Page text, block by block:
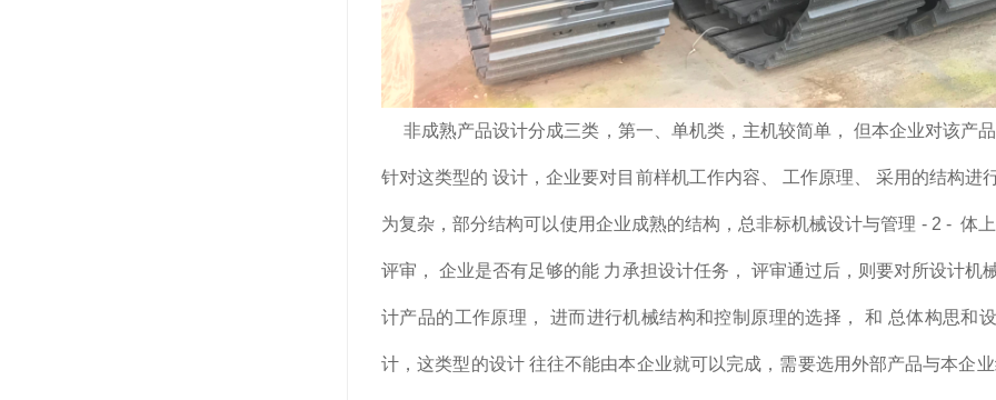
非成熟产品设计分成三类，第一、单机类，主机较简单， 但本企业对该产
针对这类型的 设计，企业要对目前样机工作内容、 工作原理、 采用的结构进
为复杂，部分结构可以使用企业成熟的结构，总非标机械设计与管理 - 2 - 体
评审， 企业是否有足够的能 力承担设计任务， 评审通过后，则要对所设计机
计产品的工作原理， 进而进行机械结构和控制原理的选择， 和 总体构思和
计，这类型的设计 往往不能由本企业就可以完成，需要选用外部产品与本企